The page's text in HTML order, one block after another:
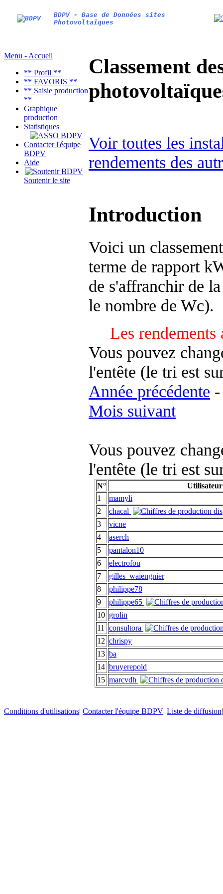
BDPV - Base de Données sites
Photovoltaïques
Menu - Accueil
** Profil **
** FAVORIS **
** Saisie production
**
Graphique
production
Statistiques
Contacter l'équipe
BDPV
Aide
Soutenir le site
Classement
Voir toutes les
rendements des
Introduction
Voici un
terme de rapport
de s'affranchir de
le nombre de Wc).
Les
Vous pouvez
l'entête (le tri est
Année précédente -
Mois suivant
Vous pouvez
l'entête (le tri est
N°
Utilisateur
1
mamyli
2
chacal
3
vicne
4
aserch
5
pantalon10
6
electrofou
7
gilles_waiengnier
8
philippe78
9
philippe65
10 grolin
11
consultora
12 chrispy
13 ba
14 bruyerepold
15 marcvdh
Conditions d'utilisations| Contacter l'équipe BDPV| Liste de diffusion